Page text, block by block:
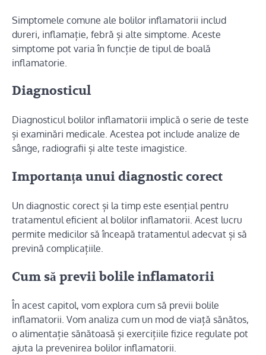
Simptomele comune ale bolilor inflamatorii includ
dureri, inflamație, febră și alte simptome. Aceste
simptome pot varia în funcție de tipul de boală
inflamatorie.
Diagnosticul
Diagnosticul bolilor inflamatorii implică o serie de teste
și examinări medicale. Acestea pot include analize de
sânge, radiografii și alte teste imagistice.
Importanța unui diagnostic corect
Un diagnostic corect și la timp este esențial pentru
tratamentul eficient al bolilor inflamatorii. Acest lucru
permite medicilor să înceapă tratamentul adecvat și să
prevină complicațiile.
Cum să previi bolile inflamatorii
În acest capitol, vom explora cum să previi bolile
inflamatorii. Vom analiza cum un mod de viață sănătos,
o alimentație sănătoasă și exercițiile fizice regulate pot
ajuta la prevenirea bolilor inflamatorii.